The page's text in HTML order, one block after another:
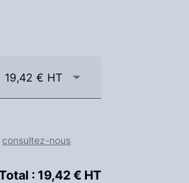
19,42 € HT
consultez-nous
: 19,42 € HT